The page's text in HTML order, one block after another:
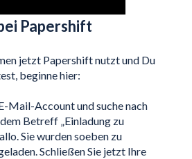
Papershift
jetzt Papershift nutzt und Du
beginne hier:
Mail-Account und suche nach
Betreff „Einladung zu
Sie wurden soeben zu
Schließen Sie jetzt Ihre